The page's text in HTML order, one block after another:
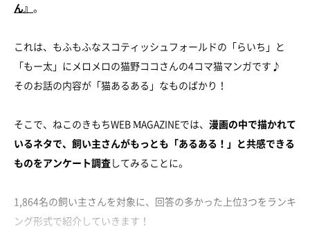
ん』 。
これは、もふもふなスコティッシュフォールドの「らいち」と
「もー太」にメロメロの猫野ココさんの4コマ猫マンガです♪
そのお話の内容が「猫あるある」なものばかり！
そこで、ねこのきもちWEB MAGAZINEでは、 漫画の中で描かれて
いるネタで、飼い主さんがもっとも「あるある！」と共感できる
ものをアンケート調査してみることに。
1,864名の飼い主さんを対象に、回答の多かった上位3つをランキ
ング形式で紹介していきます！